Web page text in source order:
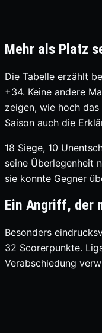
Mehr als Platz
Die Tabelle erzählt
+34. Keine andere
zeigen, wie hoch
Saison auch die
18 Siege, 10
seine Überlegenheit
sie konnte Gegner
Ein Angriff, der
Besonders
32 Scorerpunkte.
Verabschiedung